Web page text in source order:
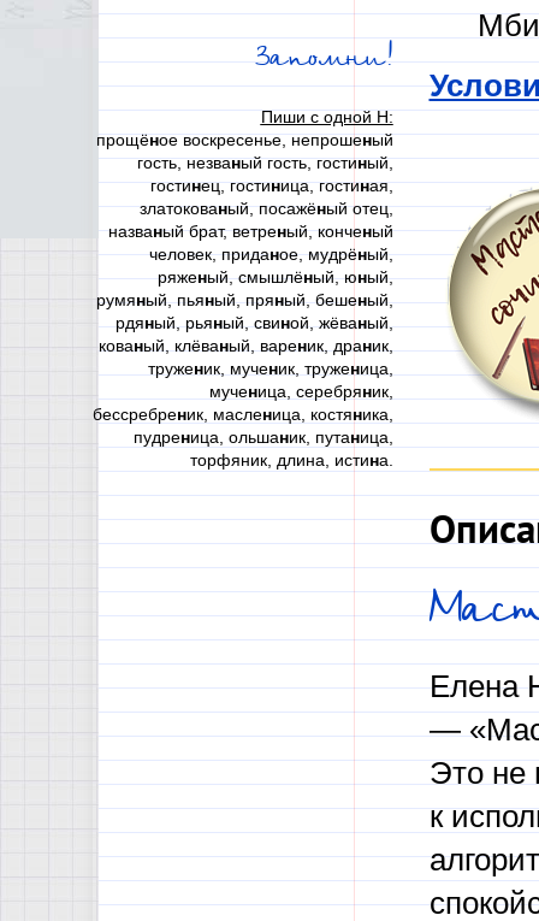
Запомни!
Пиши с одной Н:
прощёное воскресенье, непрошеный
гость, незваный гость, гостиный,
гостинец, гостиница, гостиная,
златокованый, посажёный отец,
названый брат, ветреный, конченый
человек, приданое, мудрёный,
ряженый, смышлёный, юный,
румяный, пьяный, пряный, бешеный,
рдяный, рьяный, свиной, жёваный,
кованый, клёваный, вареник, драник,
труженик, мученик, труженица,
мученица, серебряник,
бессребреник, масленица, костяника,
пудреница, ольшаник, путаница,
торфяник, длина, истина.
Елена
—
Это не
к